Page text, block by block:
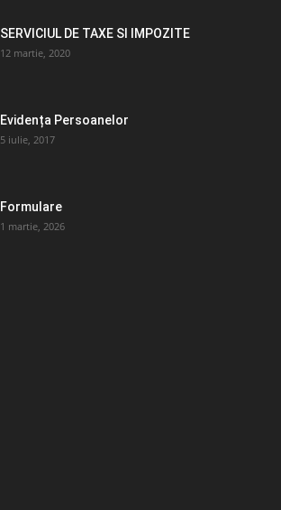
SERVICIUL DE TAXE SI IMPOZITE
12 martie, 2020
Evidența Persoanelor
5 iulie, 2017
Formulare
1 martie, 2026